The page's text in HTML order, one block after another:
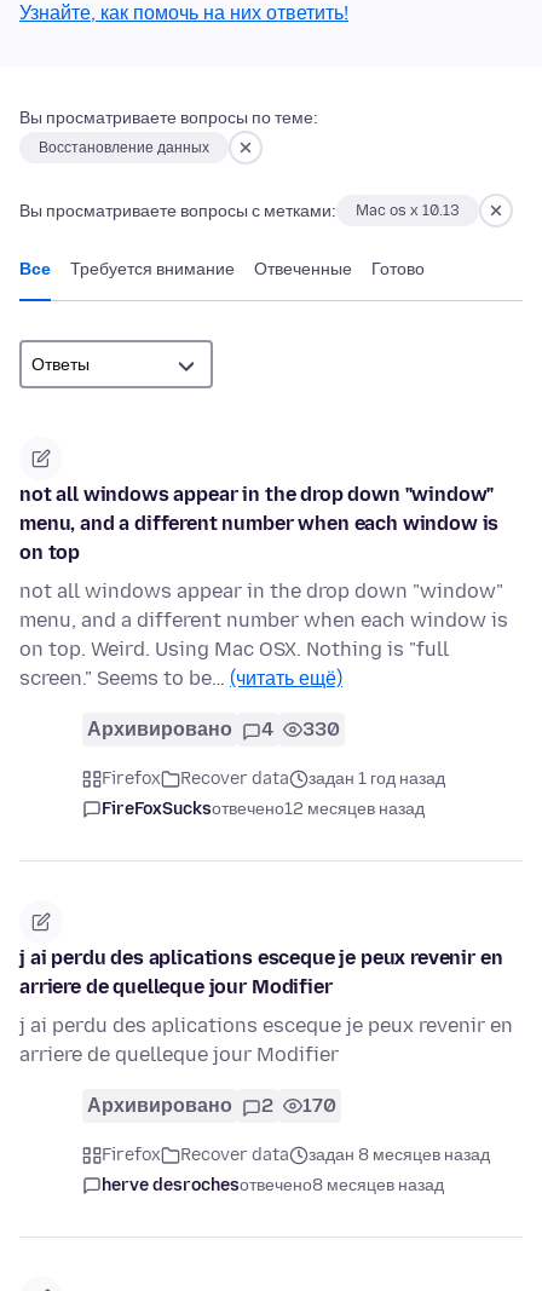
Узнайте, как помочь на них ответить!
Вы просматриваете вопросы по теме:
Восстановление данных
Вы просматриваете вопросы с метками: Mac os x 10.13
Все Требуется внимание Отвеченные Готово
not all windows appear in the drop down "window"
menu, and a different number when each window is
on top
not all windows appear in the drop down "window"
menu, and a different number when each window is
on top. Weird. Using Mac OSX. Nothing is "full
screen." Seems to be… (читать ещё)
Архивировано 4 330
Firefox Recover data
задан 1 год назад
FireFoxSucksотвечено12 месяцев назад
j ai perdu des aplications esceque je peux revenir en
arriere de quelleque jour Modifier
j ai perdu des aplications esceque je peux revenir en
arriere de quelleque jour Modifier
Архивировано 2 170
Firefox Recover data
задан 8 месяцев назад
herve desrochesотвечено8 месяцев назад